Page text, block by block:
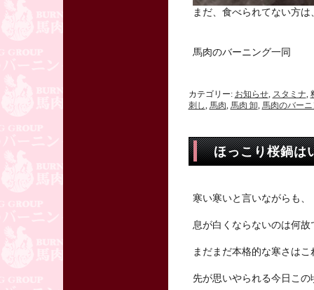
まだ、食べられてない方
馬肉のバーニング一同
カテゴリー: お知らせ, スタミナ,
刺し, 馬肉, 馬肉 卸, 馬肉のバー
ほっこり桜鍋
寒い寒いと言いながらも、
息が白くならないのは何故
まだまだ本格的な寒さは
先が思いやられる今日この